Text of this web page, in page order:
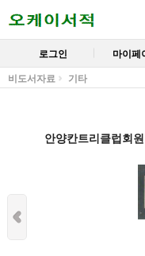
로그인 마이페
비도서자료 기타
안양칸트리클럽회